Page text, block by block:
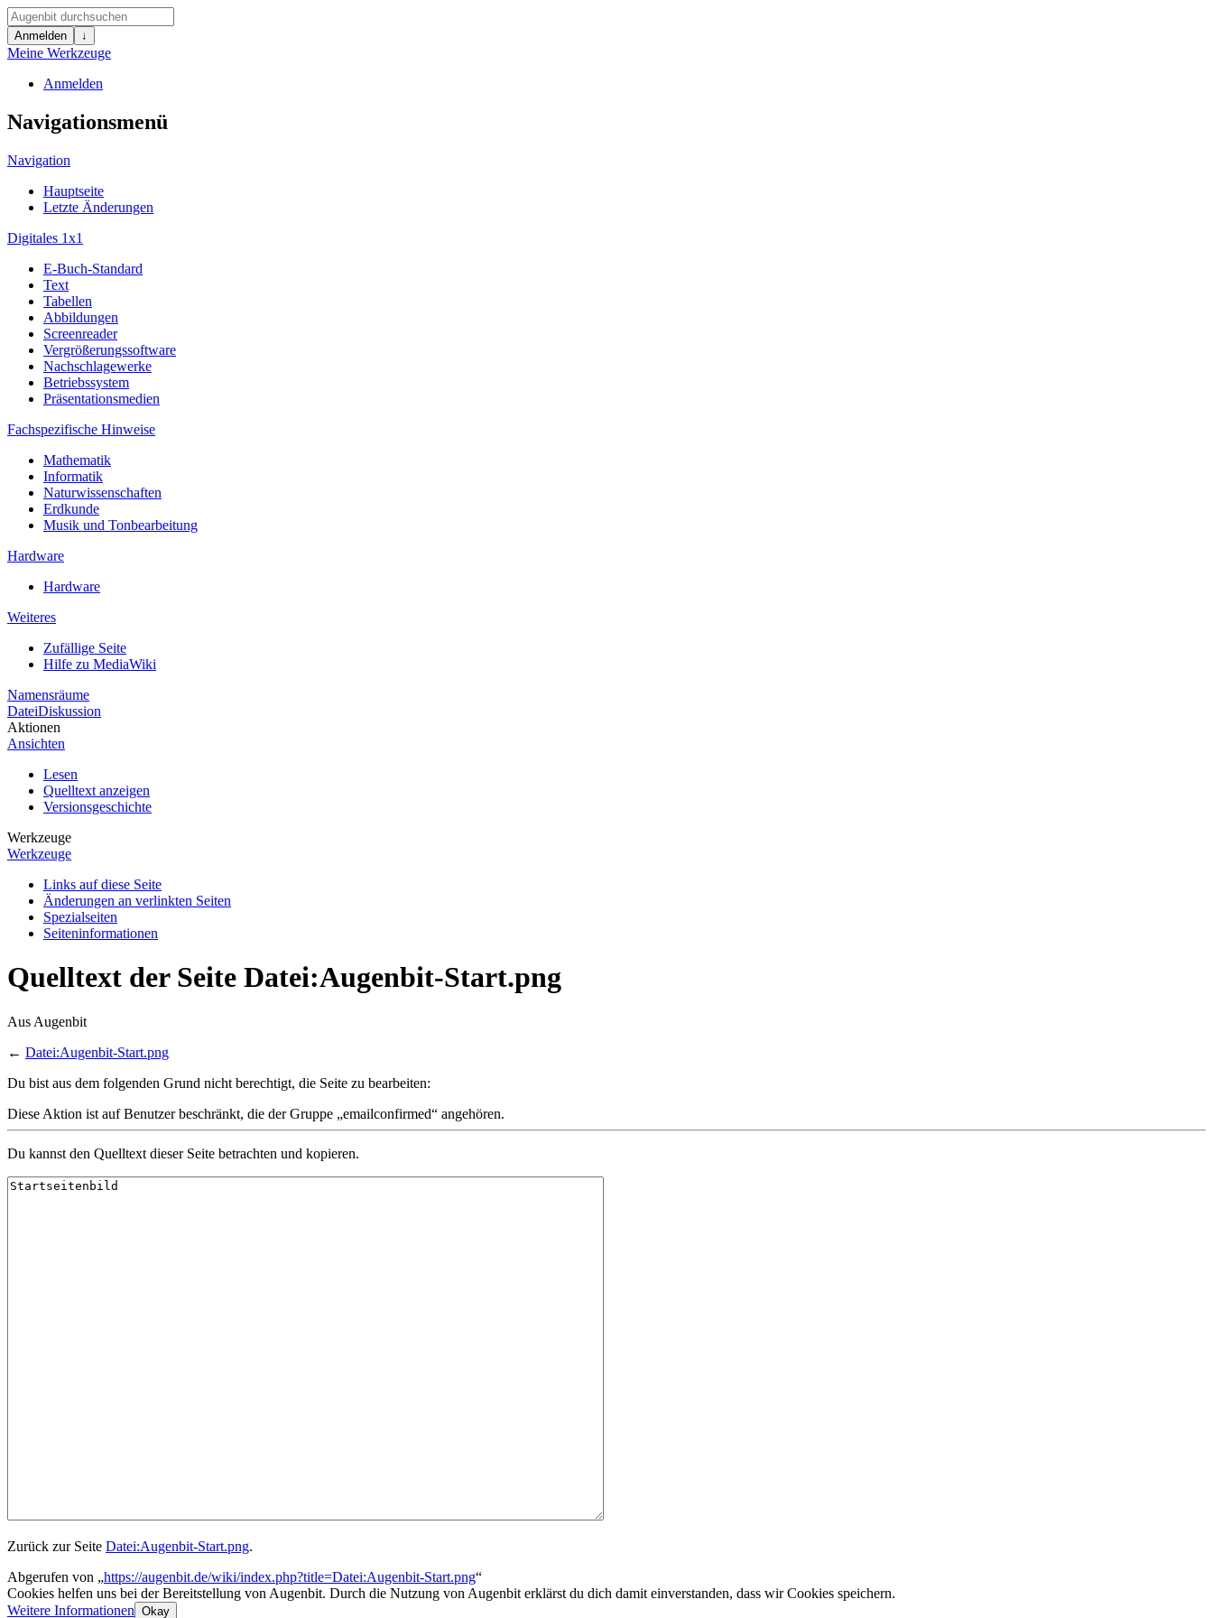
Anmelden ↓
Meine Werkzeuge
Anmelden
Navigationsmenü
Navigation
Hauptseite
Letzte Änderungen
Digitales 1x1
E-Buch-Standard
Text
Tabellen
Abbildungen
Screenreader
Vergrößerungssoftware
Nachschlagewerke
Betriebssystem
Präsentationsmedien
Fachspezifische Hinweise
Mathematik
Informatik
Naturwissenschaften
Erdkunde
Musik und Tonbearbeitung
Hardware
Hardware
Weiteres
Zufällige Seite
Hilfe zu MediaWiki
Namensräume
DateiDiskussion
Aktionen
Ansichten
Lesen
Quelltext anzeigen
Versionsgeschichte
Werkzeuge
Werkzeuge
Links auf diese Seite
Änderungen an verlinkten Seiten
Spezialseiten
Seiten­­informationen
Quelltext der Seite Datei:Augenbit-Start.png
Aus Augenbit
← Datei:Augenbit-Start.png
Du bist aus dem folgenden Grund nicht berechtigt, die Seite zu bearbeiten:
Diese Aktion ist auf Benutzer beschränkt, die der Gruppe „emailconfirmed“ angehören.
Du kannst den Quelltext dieser Seite betrachten und kopieren.
Zurück zur Seite Datei:Augenbit-Start.png.
Abgerufen von „https://augenbit.de/wiki/index.php?title=Datei:Augenbit-Start.png“
Cookies helfen uns bei der Bereitstellung von Augenbit. Durch die Nutzung von Augenbit erklärst du dich damit einverstanden, dass wir Cookies speichern.
Weitere Informationen Okay